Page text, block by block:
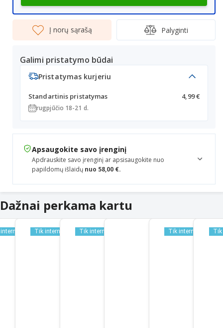
Į norų sąrašą Palyginti
Galimi pristatymo būdai
Pristatymas kurjeriu
Standartinis pristatymas 4,99 €
rugpjūčio 18-21 d.
Apsaugokite savo įrenginį
Apdrauskite savo įrenginį ar apsisaugokite nuo
papildomų išlaidų nuo 58,00 €.
Dažnai perkama kartu
Tik internetu Tik internetu Tik internetu Tik